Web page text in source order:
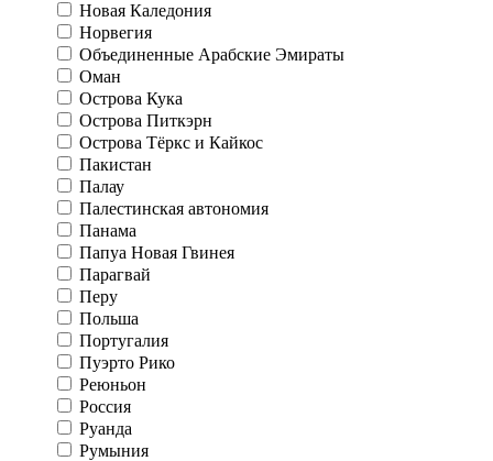
Новая Каледония
Норвегия
Объединенные Арабские Эмираты
Оман
Острова Кука
Острова Питкэрн
Острова Тёркс и Кайкос
Пакистан
Палау
Палестинская автономия
Панама
Папуа Новая Гвинея
Парагвай
Перу
Польша
Португалия
Пуэрто Рико
Реюньон
Россия
Руанда
Румыния